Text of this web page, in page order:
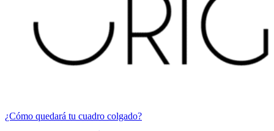
¿Cómo quedará tu cuadro colgado?